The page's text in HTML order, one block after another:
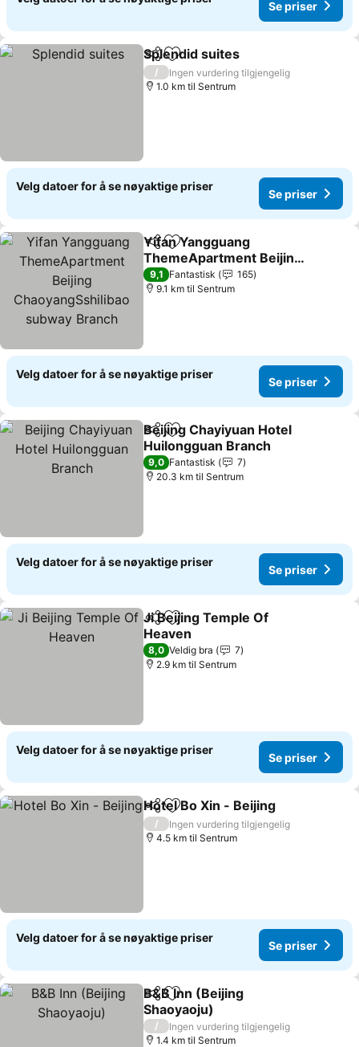
Se priser
Del Legg til i favoritter
Splendid suites
/
Ingen vurdering tilgjengelig
1.0 km til Sentrum
Velg datoer for å se nøyaktige priser
Se priser
Del Legg til i favoritter
Yifan Yangguang
ThemeApartment Beijing
ChaoyangSshilibao
subway Branch
Se priser
9,1 Fantastisk
165
9.1 km til Sentrum
Velg datoer for å se nøyaktige priser
Se priser
Del Legg til i favoritter
Beijing Chayiyuan Hotel
Huilongguan Branch
Se priser
9,0 Fantastisk
7
20.3 km til Sentrum
Velg datoer for å se nøyaktige priser
Se priser
Del Legg til i favoritter
Ji Beijing Temple Of
Heaven
Se priser
8,0 Veldig bra
7
2.9 km til Sentrum
Velg datoer for å se nøyaktige priser
Se priser
Del Legg til i favoritter
Hotel Bo Xin - Beijing
/
Ingen vurdering tilgjengelig
4.5 km til Sentrum
Velg datoer for å se nøyaktige priser
Se priser
Del Legg til i favoritter
B&B Inn (Beijing
Shaoyaoju)
Se priser
/
Ingen vurdering tilgjengelig
1.4 km til Sentrum